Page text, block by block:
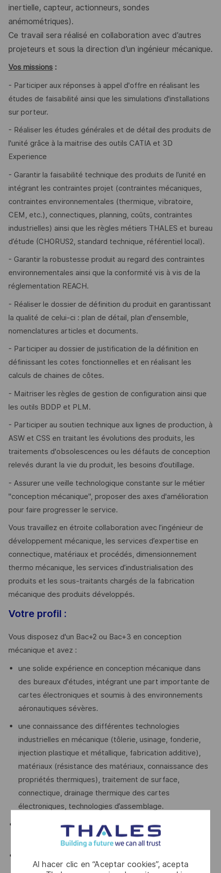
Al hacer clic en “Aceptar cookies”, acepta
inertielle, capteur, actionneurs, sondes
anémométriques).
Ce travail sera réalisé en collaboration avec d’autres
projeteurs et sous la direction d’un ingénieur mécanique.
Vos missions:
- Participer aux réponses à appel d'offre en réalisant les
études de faisabilité ainsi que les simulations d'installations
sur porteur.
- Réaliser les études générales et de détail des produits de
l'unité grâce à la maitrise des outils CATIA et 3D
Experience
- Garantir la faisabilité technique des produits de l’unité en
intégrant les contraintes projet (contraintes mécaniques,
contraintes environnementales (thermique, vibratoire,
CEM, etc.), connectiques, planning, coûts, contraintes
industrielles) ainsi que les règles métiers THALES et bureau
d’étude (CHORUS2, standard technique, référentiel local).
- Garantir la robustesse produit au regard des contraintes
environnementales ainsi que la conformité vis à vis de la
réglementation REACH.
- Réaliser le dossier de définition du produit en garantissant
la qualité de celui-ci : plan de détail, plan d'ensemble,
nomenclatures articles et documents.
- Participer au dossier de justification de la définition en
définissant les cotes fonctionnelles et en réalisant les
calculs de chaines de côtes.
- Maitriser les règles de gestion de configuration ainsi que
les outils BDDP et PLM.
- Participer au soutien technique aux lignes de production, à
ASW et CSS en traitant les évolutions des produits, les
traitements d'obsolescences ou les défauts de conception
relevés durant la vie du produit, les besoins d’outillage.
- Assurer une veille technologique constante sur le métier
"conception mécanique", proposer des axes d'amélioration
pour faire progresser le service.
Vous travaillez en étroite collaboration avec l’ingénieur de
développement mécanique, les services d’expertise en
connectique, matériaux et procédés, dimensionnement
thermo mécanique, les services d’industrialisation des
produits et les sous-traitants chargés de la fabrication
mécanique des produits développés.
Votre profil :
Vous disposez d'un Bac+2 ou Bac+3 en conception
mécanique et avez :
une solide expérience en conception mécanique dans
des bureaux d'études, intégrant une part importante de
cartes électroniques et soumis à des environnements
aéronautiques sévères.
une connaissance des différentes technologies
industrielles en mécanique (tôlerie, usinage, fonderie,
injection plastique et métallique, fabrication additive),
matériaux (résistance des matériaux, connaissance des
propriétés thermiques), traitement de surface,
connectique, drainage thermique des cartes
électroniques, technologies d’assemblage.
des bonnes connaissances en CAO (CATIA V5) + 3D
(Prestations intellectuelles et/ou fabrication)